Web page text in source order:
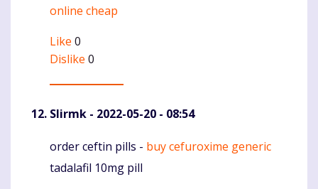
online cheap
Like 0
Dislike 0
Slirmk - 2022-05-20 - 08:54
Komentaras
order ceftin pills - buy cefuroxime generic
tadalafil 10mg pill